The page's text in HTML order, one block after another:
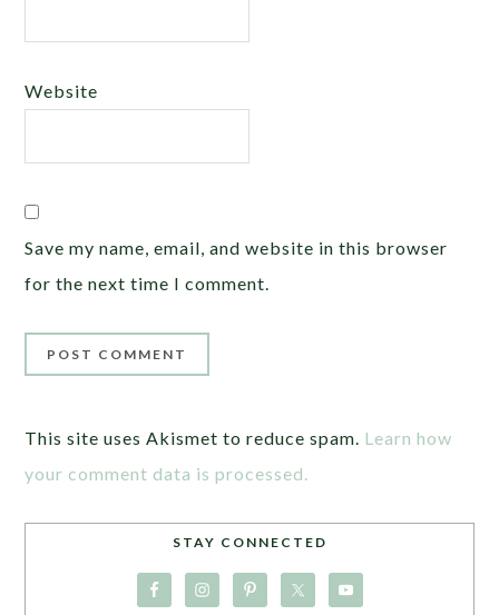
Website
Save my name, email, and website in this browser
for the next time I comment.
This site uses Akismet to reduce spam. Learn how
your comment data is processed.
STAY CONNECTED